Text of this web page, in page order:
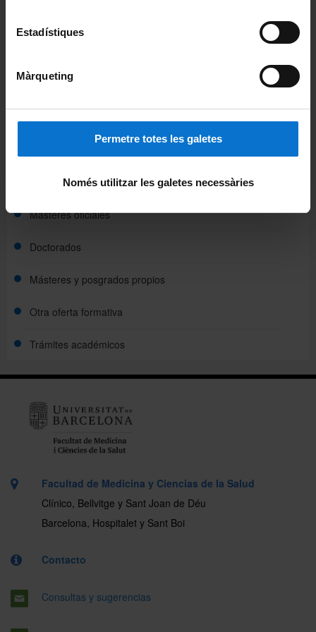
Estadístiques
Màrqueting
Permetre totes les galetes
Només utilitzar les galetes necessàries
Docencia
Másteres oficiales
Doctorados
Másteres y posgrados propios
Otra oferta formativa
Trámites académicos
Portal de estudiantes
Campus Virtual
Facultad de Medicina y Ciencias de la Salud
Clínico, Bellvitge y Sant Joan de Déu
Barcelona, Hospitalet y Sant Boi
Contacto
Consultas y sugerencias